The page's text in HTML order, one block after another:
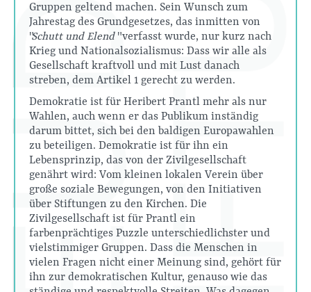
Gruppen geltend machen. Sein Wunsch zum
Jahrestag des Grundgesetzes, das inmitten von
"Schutt und Elend" verfasst wurde, nur kurz nach
Krieg und Nationalsozialismus: Dass wir alle als
Gesellschaft kraftvoll und mit Lust danach
streben, dem Artikel 1 gerecht zu werden.
Demokratie ist für Heribert Prantl mehr als nur
Wahlen, auch wenn er das Publikum inständig
darum bittet, sich bei den baldigen Europawahlen
zu beteiligen. Demokratie ist für ihn ein
Lebensprinzip, das von der Zivilgesellschaft
genährt wird: Vom kleinen lokalen Verein über
große soziale Bewegungen, von den Initiativen
über Stiftungen zu den Kirchen. Die
Zivilgesellschaft ist für Prantl ein
farbenprächtiges Puzzle unterschiedlichster und
vielstimmiger Gruppen. Dass die Menschen in
vielen Fragen nicht einer Meinung sind, gehört für
ihn zur demokratischen Kultur, genauso wie das